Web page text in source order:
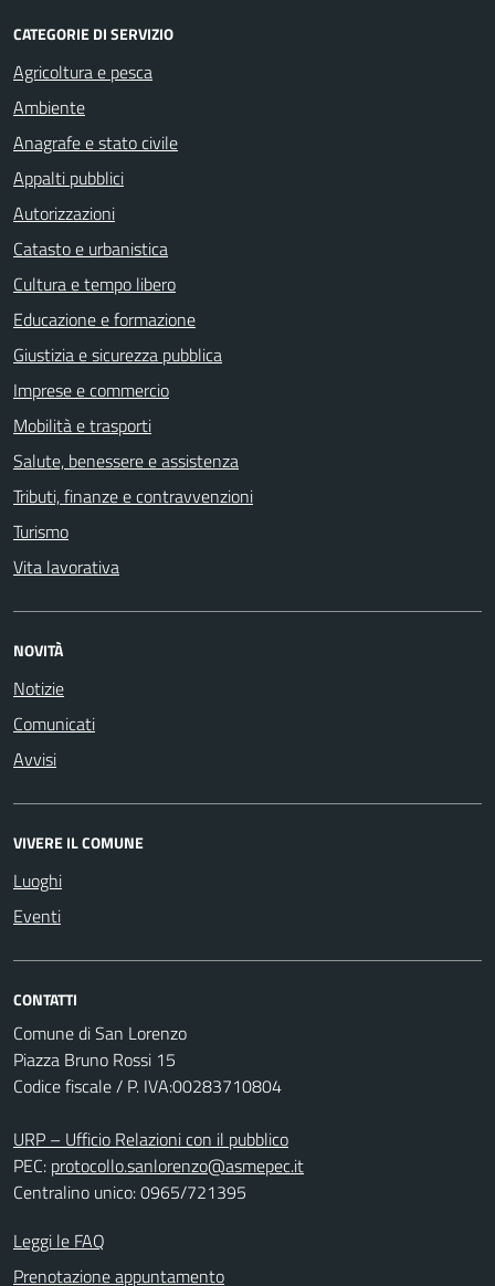
CATEGORIE DI SERVIZIO
Agricoltura e pesca
Ambiente
Anagrafe e stato civile
Appalti pubblici
Autorizzazioni
Catasto e urbanistica
Cultura e tempo libero
Educazione e formazione
Giustizia e sicurezza pubblica
Imprese e commercio
Mobilità e trasporti
Salute, benessere e assistenza
Tributi, finanze e contravvenzioni
Turismo
Vita lavorativa
NOVITÀ
Notizie
Comunicati
Avvisi
VIVERE IL COMUNE
Luoghi
Eventi
CONTATTI
Comune di San Lorenzo
Piazza Bruno Rossi 15
Codice fiscale / P. IVA:00283710804
URP – Ufficio Relazioni con il pubblico
PEC: protocollo.sanlorenzo@asmepec.it
Centralino unico: 0965/721395
Leggi le FAQ
Prenotazione appuntamento